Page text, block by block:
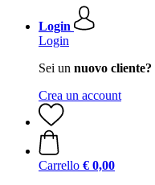
Login
Login
Sei un nuovo cliente?
Crea un account
Carrello € 0,00